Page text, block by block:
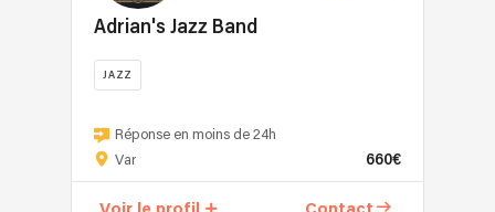
Adrian's Jazz Band
JAZZ
Jazz
Band
–
Cool
Réponse en moins de 24h
Var
660€